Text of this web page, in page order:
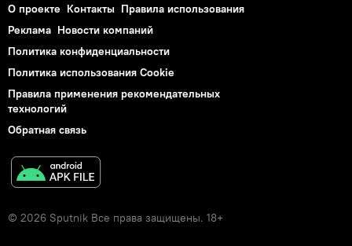
О проекте Контакты Правила использования
Реклама Новости компаний
Политика конфиденциальности
Политика использования Cookie
Правила применения рекомендательных
технологий
Обратная связь
© 2026 Sputnik Все права защищены. 18+